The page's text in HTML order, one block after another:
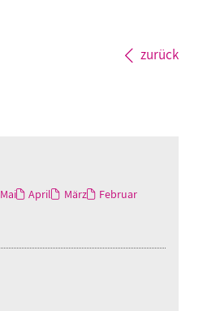
zurück
Mai April März
Februar